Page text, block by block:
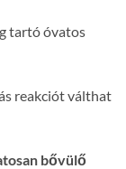
tartó óvatos
reakciót válthat
bővülő